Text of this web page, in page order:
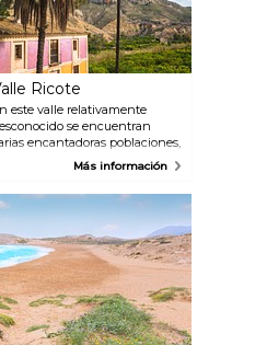
Ricote
este valle relativamente
se encuentran
encantadoras poblaciones,
como Ricote, Ojón y Abáran. El
de árboles frutales
montes vecinos son
populares para hacer
y mountain bike.
Más información